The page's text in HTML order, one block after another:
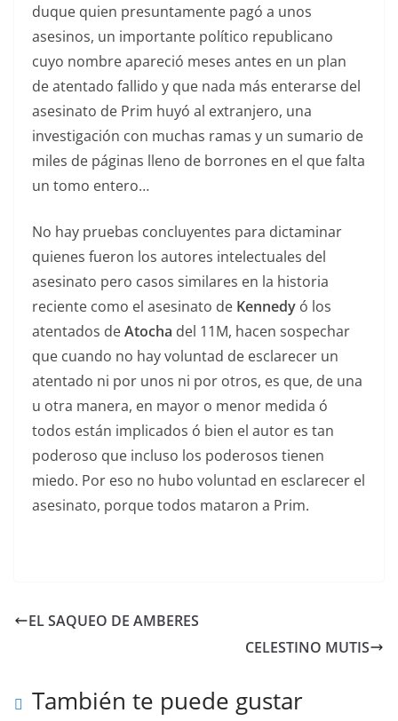
duque quien presuntamente pagó a unos
asesinos, un importante político republicano
cuyo nombre apareció meses antes en un plan
de atentado fallido y que nada más enterarse del
asesinato de Prim huyó al extranjero, una
investigación con muchas ramas y un sumario de
miles de páginas lleno de borrones en el que falta
un tomo entero…
No hay pruebas concluyentes para dictaminar
quienes fueron los autores intelectuales del
asesinato pero casos similares en la historia
reciente como el asesinato de Kennedy ó los
atentados deAtocha del 11M, hacen sospechar
que cuando no hay voluntad de esclarecer un
atentado ni por unos ni por otros, es que, de una
u otra manera, en mayor o menor medida ó
todos están implicados ó bien el autor es tan
poderoso que incluso los poderosos tienen
miedo. Por eso no hubo voluntad en esclarecer el
asesinato, porque todos mataron a Prim.
EL SAQUEO DE AMBERES
CELESTINO MUTIS
También te puede gustar